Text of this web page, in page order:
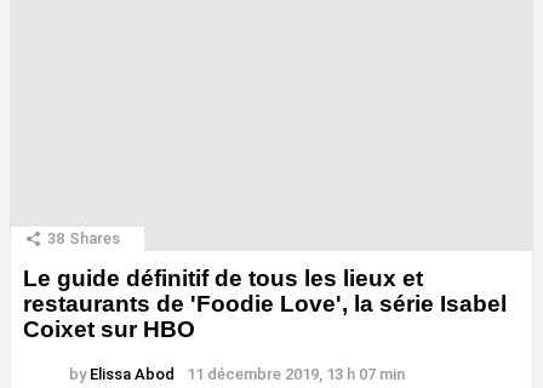
38 Shares
Le guide définitif de tous les lieux et
restaurants de 'Foodie Love', la série Isabel
Coixet sur HBO
by Elissa Abod 11 décembre 2019, 13 h 07 min